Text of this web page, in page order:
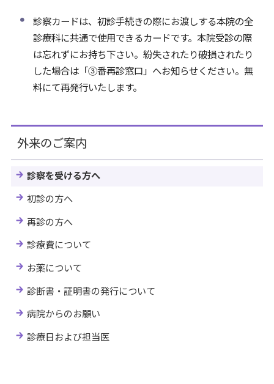
診察カードは、初診手続きの際にお渡しする本院の全
診療科に共通で使用できるカードです。本院受診の際
は忘れずにお持ち下さい。紛失されたり破損されたり
した場合は「③番再診窓口」へお知らせください。無
料にて再発行いたします。
外来のご案内
診察を受ける方へ
初診の方へ
再診の方へ
診療費について
お薬について
診断書・証明書の発行について
病院からのお願い
診療日および担当医